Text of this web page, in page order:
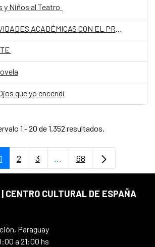
y Niños al Teatro
que yo encendí
1 - 20 de 1.352 resultados.
Página
1 Página
2 Página
3 ...Páginas intermedias
Página
68
CENTRO CULTURAL DE ESPAÑA
Paraguay
a 21:00 hs